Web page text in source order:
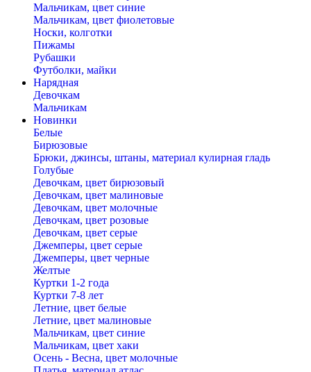
Мальчикам, цвет синие
Мальчикам, цвет фиолетовые
Носки, колготки
Пижамы
Рубашки
Футболки, майки
Нарядная
Девочкам
Мальчикам
Новинки
Белые
Бирюзовые
Брюки, джинсы, штаны, материал кулирная гладь
Голубые
Девочкам, цвет бирюзовый
Девочкам, цвет малиновые
Девочкам, цвет молочные
Девочкам, цвет розовые
Девочкам, цвет серые
Джемперы, цвет серые
Джемперы, цвет черные
Желтые
Куртки 1-2 года
Куртки 7-8 лет
Летние, цвет белые
Летние, цвет малиновые
Мальчикам, цвет синие
Мальчикам, цвет хаки
Осень - Весна, цвет молочные